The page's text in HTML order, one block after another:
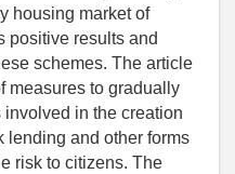
housing market of
positive results and
schemes. The article
measures to gradually
in the creation
lending and other forms
risk to citizens. The